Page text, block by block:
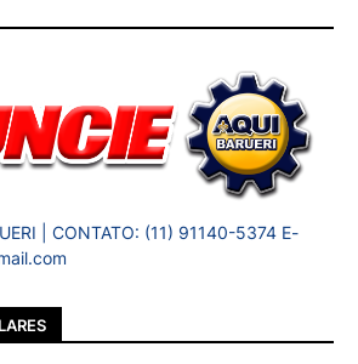
| CONTATO: (11) 91140-5374 E-